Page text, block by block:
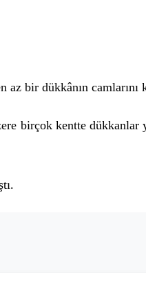
bir dükkânın camlarını
birçok kentte dükkanlar